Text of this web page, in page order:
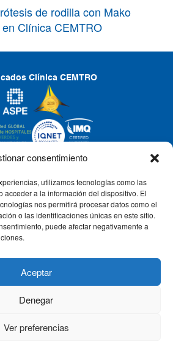
consentimiento
utilizamos tecnologías como las
acceder a la información del dispositivo. El
nos permitirá procesar datos como el
o las identificaciones únicas en este sitio.
puede afectar negativamente a
Aceptar
Denegar
Ver preferencias
de rodilla con Mako
Clínica CEMTRO
Clínica CEMTRO